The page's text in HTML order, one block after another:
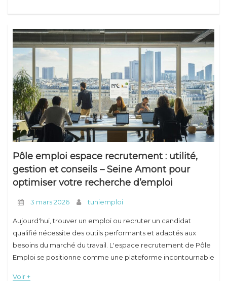
Pôle emploi espace recrutement : utilité,
gestion et conseils – Seine Amont pour
optimiser votre recherche d’emploi
3 mars 2026 tuniemploi
Aujourd'hui, trouver un emploi ou recruter un candidat
qualifié nécessite des outils performants et adaptés aux
besoins du marché du travail. L'espace recrutement de Pôle
Emploi se positionne comme une plateforme incontournable
Voir +